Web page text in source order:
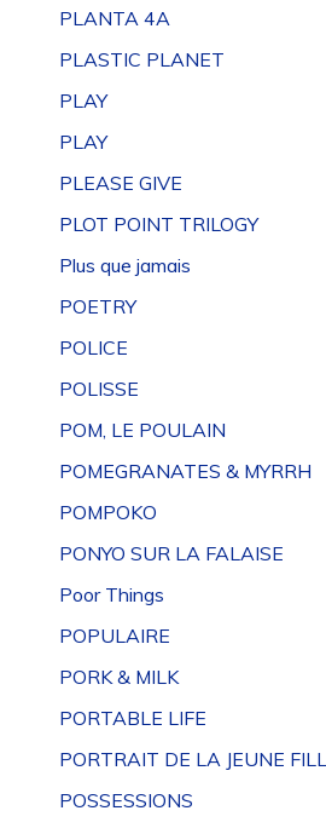
PLANTA 4A
PLASTIC PLANET
PLAY
PLAY
PLEASE GIVE
PLOT POINT TRILOGY
Plus que jamais
POETRY
POLICE
POLISSE
POM, LE POULAIN
POMEGRANATES & MYRRH
POMPOKO
PONYO SUR LA FALAISE
Poor Things
POPULAIRE
PORK & MILK
PORTABLE LIFE
PORTRAIT DE LA JEUNE
POSSESSIONS